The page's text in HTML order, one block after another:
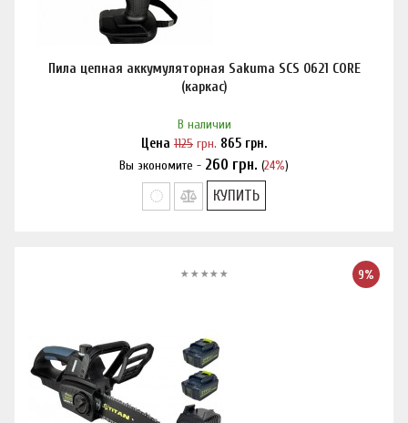
Пила цепная аккумуляторная Sakuma SCS 0621 CORE
(каркас)
В наличии
Цена 1125 грн. 865 грн.
Вы экономите - 260 грн. (24%)
Нашли дешевле?
КУПИТЬ
9%